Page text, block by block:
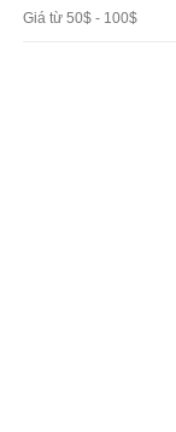
Giá từ 50$ - 100$